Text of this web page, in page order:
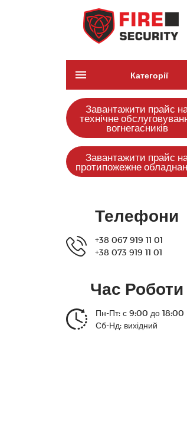
Категорії
Завантажити прайс
технічне
вогнегасників
Завантажити прайс
протипожежне
Телефони
+38 067 919 11 01
+38 073 919 11 01
Час Роботи
Пн-Пт: с 9:00 до 18:00
Сб-Нд: вихідний